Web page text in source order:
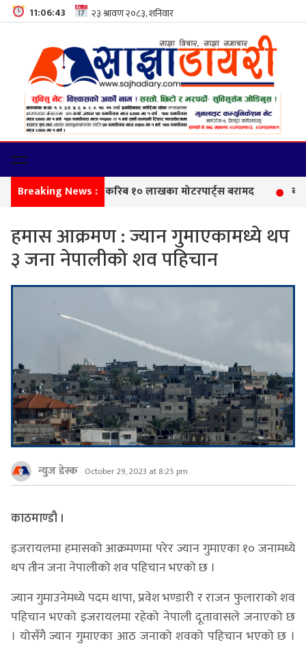
11:06:44
Breaking News :
हमास आक्रमण : ज्यान गुमाएकामध्ये थप
३ जना नेपालीको शव पहिचान
न्युज डेस्क October 29, 2023 at 8:25 pm
काठमाण्डौ ।
इजरायलमा हमासको आक्रमणमा परेर ज्यान गुमाएका १० जनामध्ये
थप तीन जना नेपालीको शव पहिचान भएको छ ।
ज्यान गुमाउनेमध्ये पदम थापा, प्रवेश भण्डारी र राजन फुलाराको शव
पहिचान भएको इजरायलमा रहेको नेपाली दूतावासले जनाएको छ
। योसँगै ज्यान गुमाएका आठ जनाको शवको पहिचान भएको छ ।